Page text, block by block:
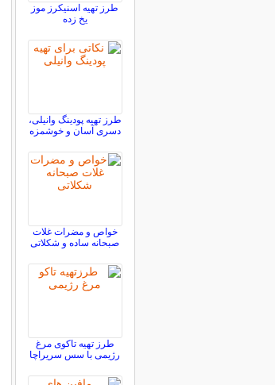
طرز تهیه اسنیکرز موز
یخ زده
طرز تهیه پودینگ وانیلی،
دسری آسان و خوشمزه
خواص و مضرات غلات
صبحانه ساده و شکلاتی
طرز تهیه تاکوی مرغ
رژیمی با سس سریراچا